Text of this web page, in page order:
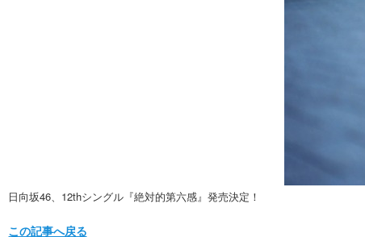
日向坂46、12thシングル『絶対的第六感』発売決定！
この記事へ戻る